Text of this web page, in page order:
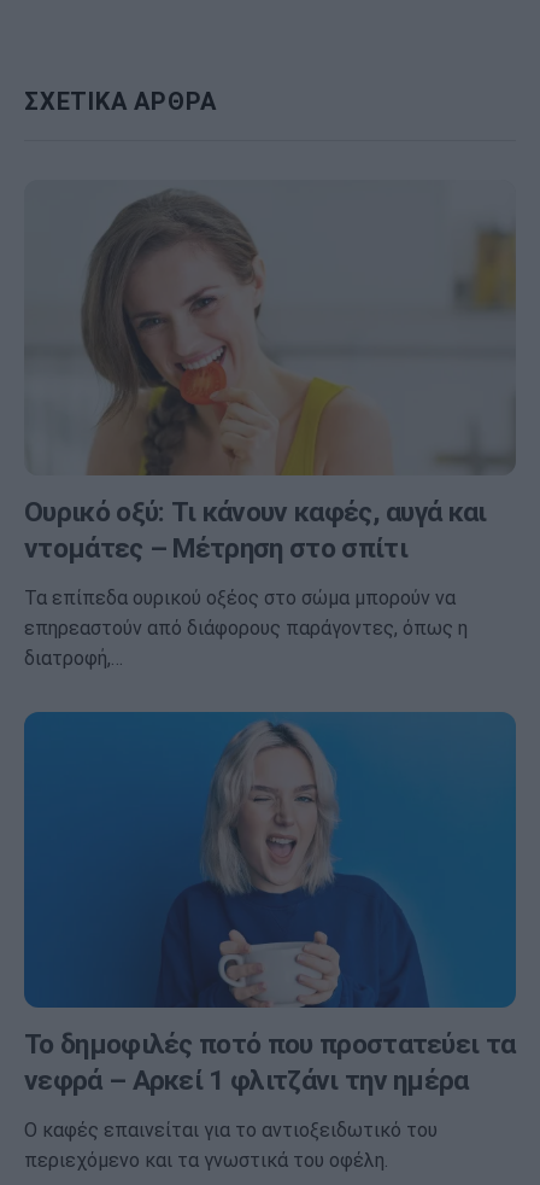
ΣΧΕΤΙΚΑ ΑΡΘΡΑ
Ουρικό οξύ: Τι κάνουν καφές, αυγά και
ντομάτες – Μέτρηση στο σπίτι
Τα επίπεδα ουρικού οξέος στο σώμα μπορούν να
επηρεαστούν από διάφορους παράγοντες, όπως η
διατροφή,…
Το δημοφιλές ποτό που προστατεύει τα
νεφρά – Αρκεί 1 φλιτζάνι την ημέρα
Ο καφές επαινείται για το αντιοξειδωτικό του
περιεχόμενο και τα γνωστικά του οφέλη.